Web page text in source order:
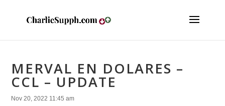
MERVAL EN DOLARES –
CCL – UPDATE
Nov 20, 2022 11:45 am